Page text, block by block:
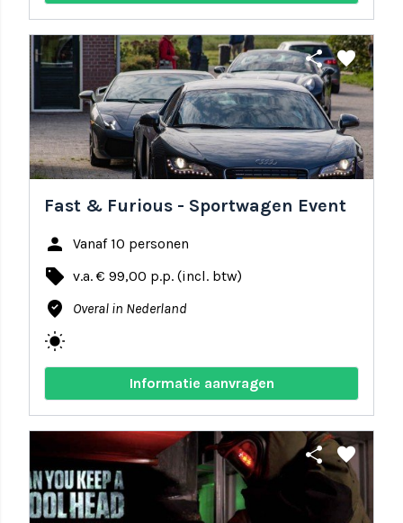
share favorite
Fast & Furious - Sportwagen Event
person Vanaf 10 personen
local_offer v.a. € 99,00 p.p. (incl. btw)
where_to_vote Overal in Nederland
wb_sunny
Informatie aanvragen
share favorite